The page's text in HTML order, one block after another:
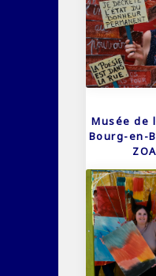
Musée de
Bourg-en-